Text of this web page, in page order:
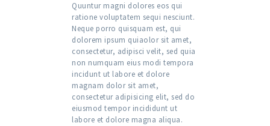
Quuntur magni dolores eos qui
ratione voluptatem sequi nesciunt.
Neque porro quisquam est, qui
dolorem ipsum quiaolor sit amet,
consectetur, adipisci velit, sed quia
non numquam eius modi tempora
incidunt ut labore et dolore
magnam dolor sit amet,
consectetur adipisicing elit, sed do
eiusmod tempor incididunt ut
labore et dolore magna aliqua.